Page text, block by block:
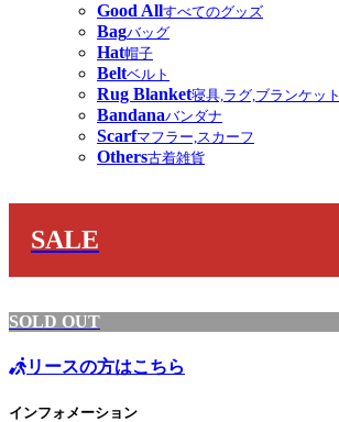
Good Allすべてのグッズ
Bagバッグ
Hat帽子
Beltベルト
Rug Blanket寝具,ラグ,ブランケット
Bandanaバンダナ
Scarfマフラー,スカーフ
Others古着雑貨
SALE
SOLD OUT
リースの方はこちら
インフォメーション